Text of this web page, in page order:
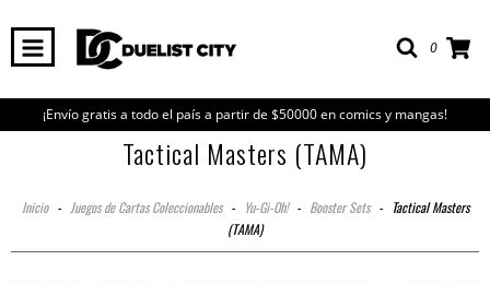
0
¡Envío gratis a todo el país a partir de $50000 en comics y mangas!
Tactical Masters (TAMA)
Inicio - Juegos de Cartas Coleccionables - Yu-Gi-Oh! - Booster Sets -
Tactical Masters
(TAMA)